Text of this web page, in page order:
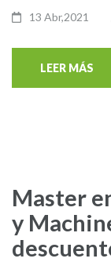
13 Abr,2021
LEER MÁS
Master
y